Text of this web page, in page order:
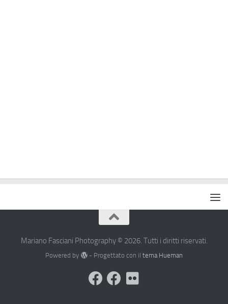
Mariano Fasciani Photography © 2026. Tutti i diritti riservati.
Powered by - Progettato con il tema Hueman